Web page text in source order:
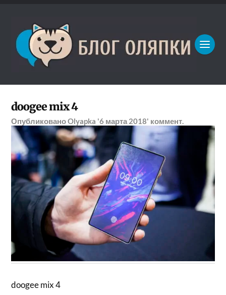
doogee mix 4
ОпубликованоOlyapka '6 марта 2018' коммент.
doogee mix 4